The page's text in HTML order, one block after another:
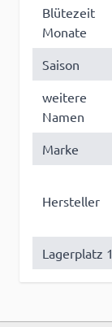
Blütezeit
Monate
Saison
weitere
Namen
Marke
Hersteller
Lagerplatz 1